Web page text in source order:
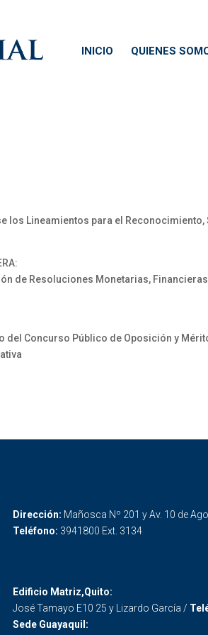
INICIO QUIENES
los Lineamientos para el
de Resoluciones Monetarias,
del Concurso Público de Oposición y
Dirección: Mañosca Nº 201 y Av. 10 de
Teléfono: 3941800 Ext. 3134
Edificio Matriz,Quito:
José Tamayo E10 25 y Lizardo García /
Sede Guayaquil: